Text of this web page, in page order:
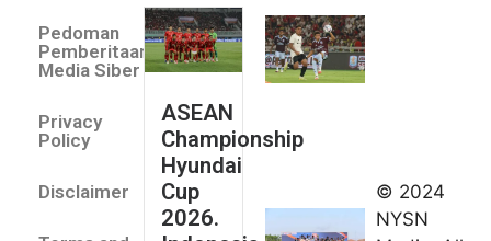
Pedoman
Pemberitaan
Media Siber
Privacy
Policy
Disclaimer
ASEAN
Championship
Hyundai
Cup
2026.
umum
Kejurnas
© 2024
NYSN